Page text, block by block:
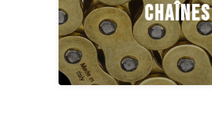
CHAÎNES